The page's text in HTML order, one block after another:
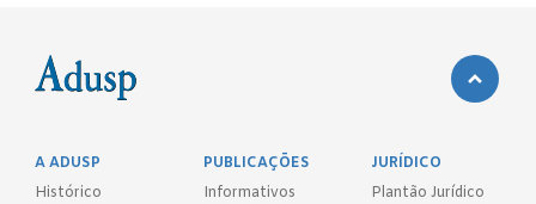
A ADUSP
Histórico
PUBLICAÇÕES
Informativos
JURÍDICO
Plantão Jurídico